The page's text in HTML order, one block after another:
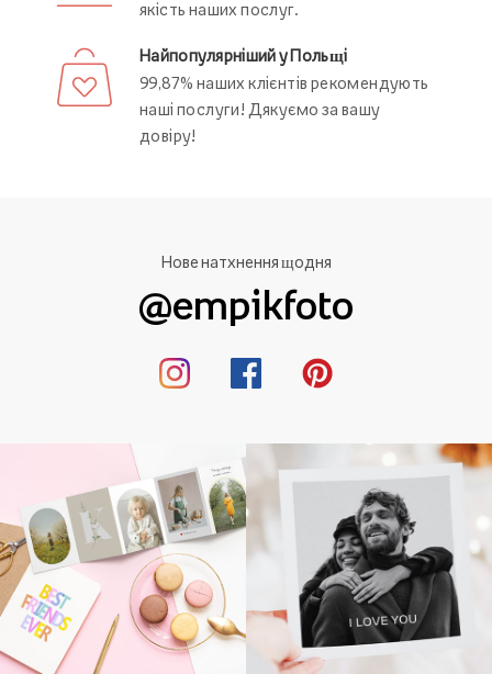
якість наших послуг.
Найпопулярніший у Польщі
99,87% наших клієнтів рекомендують
наші послуги! Дякуємо за вашу
довіру!
Нове натхнення щодня
@empikfoto